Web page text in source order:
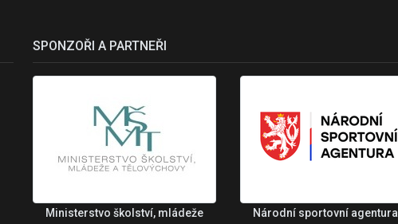
SPONZOŘI A PARTNEŘI
Ministerstvo školství, mládeže
Národní sportovní agentura